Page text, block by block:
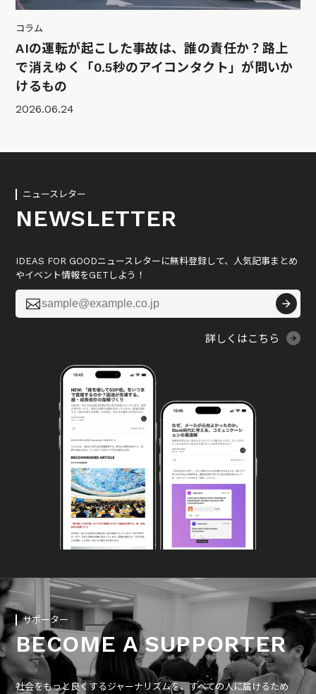
コラム
AIの運転が起こした事故は、誰の責任か？路上
で消えゆく「0.5秒のアイコンタクト」が問いか
けるもの
2026.06.24
ニュースレター
NEWSLETTER
IDEAS FOR GOODニュースレターに無料登録して、人気記事まとめ
やイベント情報をGETしよう！

詳しくはこちら
サポーター
BECOME A SUPPORTER
社会をもっと良くするジャーナリズムを、すべての人に届けるため